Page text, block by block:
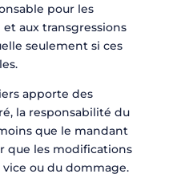
pour les
aux transgressions
seulement si ces
apporte des
la responsabilité du
que le mandant
que les modifications
vice ou du dommage.